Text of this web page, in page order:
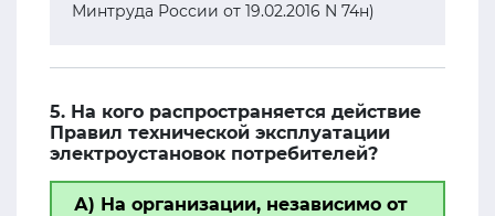
Минтруда России от 19.02.2016 N 74н)
5. На кого распространяется действие
Правил технической эксплуатации
электроустановок потребителей?
А) На организации, независимо от